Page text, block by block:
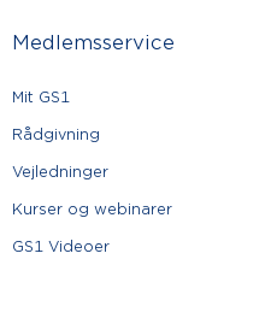
Medlemsservice
Mit GS1
Rådgivning
Vejledninger
Kurser og webinarer
GS1 Videoer